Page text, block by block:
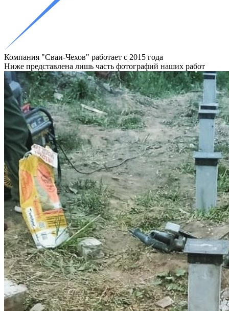
Компания "Сваи-Чехов" работает с 2015 года
Ниже представлена лишь часть фотографий наших работ